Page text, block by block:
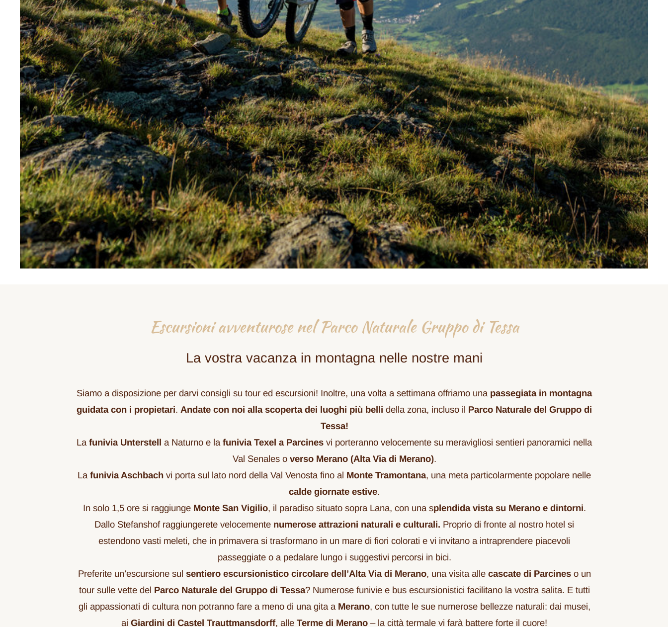
Escursioni avventurose nel Parco Naturale Gruppo di Tessa
La vostra vacanza in montagna nelle nostre mani
Siamo a disposizione per darvi consigli su tour ed escursioni! Inoltre, una volta a settimana offriamo una passegiata in montagna
guidata con i propietari. Andate con noi alla scoperta dei luoghi più belli della zona, incluso il Parco Naturale del Gruppo di
Tessa!
La funivia Unterstell a Naturno e la funivia Texel a Parcines vi porteranno velocemente su meravigliosi sentieri panoramici nella
Val Senales o verso Merano (Alta Via di Merano).
La funivia Aschbach vi porta sul lato nord della Val Venosta fino al Monte Tramontana, una meta particolarmente popolare nelle
calde giornate estive.
In solo 1,5 ore si raggiunge Monte San Vigilio, il paradiso situato sopra Lana, con una splendida vista su Merano e dintorni.
Dallo Stefanshof raggiungerete velocemente numerose attrazioni naturali e culturali. Proprio di fronte al nostro hotel si
estendono vasti meleti, che in primavera si trasformano in un mare di fiori colorati e vi invitano a intraprendere piacevoli
passeggiate o a pedalare lungo i suggestivi percorsi in bici.
Preferite un’escursione sul sentiero escursionistico circolare dell’Alta Via di Merano, una visita alle cascate di Parcineso un
tour sulle vette del Parco Naturale del Gruppo di Tessa? Numerose funivie e bus escursionistici facilitano la vostra salita. E tutti
gli appassionati di cultura non potranno fare a meno di una gita a Merano, con tutte le sue numerose bellezze naturali: dai musei,
ai Giardini di Castel Trauttmansdorff, alle Terme di Merano – la città termale vi farà battere forte il cuore!